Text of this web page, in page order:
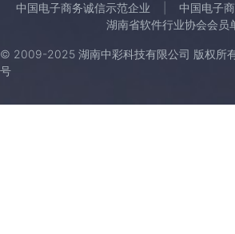
中国电子商务诚信示范企业
中国电子
湖南省软件行业协会会员
© 2009-2025 湖南中彩科技有限公司 版权所
号